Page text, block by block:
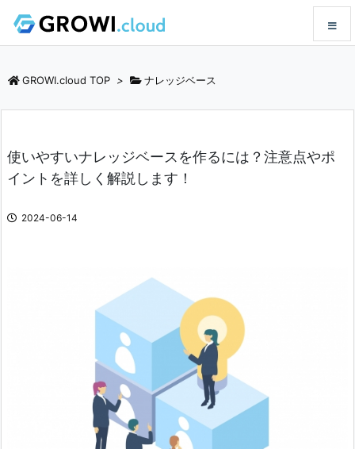
GROWI.cloud TOP > ナレッジベース
使いやすいナレッジベースを作るには？注意点やポ
イントを詳しく解説します！
2024-06-14